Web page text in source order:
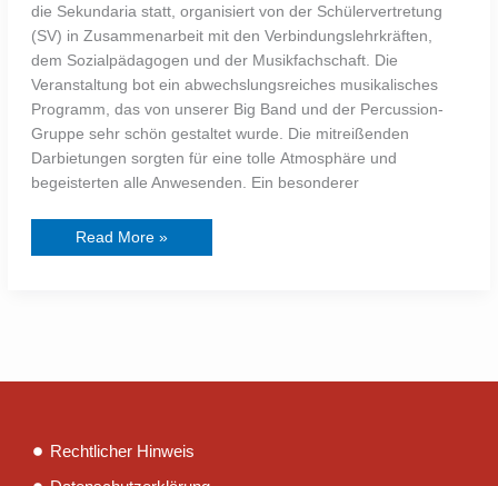
die Sekundaria statt, organisiert von der Schülervertretung
(SV) in Zusammenarbeit mit den Verbindungslehrkräften,
dem Sozialpädagogen und der Musikfachschaft. Die
Veranstaltung bot ein abwechslungsreiches musikalisches
Programm, das von unserer Big Band und der Percussion-
Gruppe sehr schön gestaltet wurde. Die mitreißenden
Darbietungen sorgten für eine tolle Atmosphäre und
begeisterten alle Anwesenden. Ein besonderer
Read More »
Rechtlicher Hinweis